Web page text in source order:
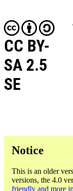
CC BY-
SA 2.5
SE
Notice
This is an older
versions, the 4.0
friendly and more